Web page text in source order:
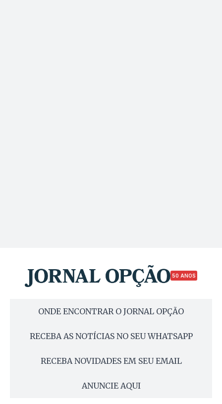
50 ANOS
ONDE ENCONTRAR O JORNAL OPÇÃO
RECEBA AS NOTÍCIAS NO SEU WHATSAPP
RECEBA NOVIDADES EM SEU EMAIL
ANUNCIE AQUI